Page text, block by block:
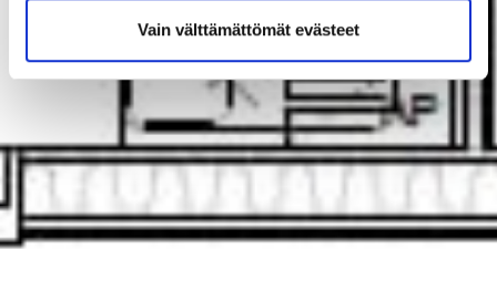
Vain välttämättömät evästeet